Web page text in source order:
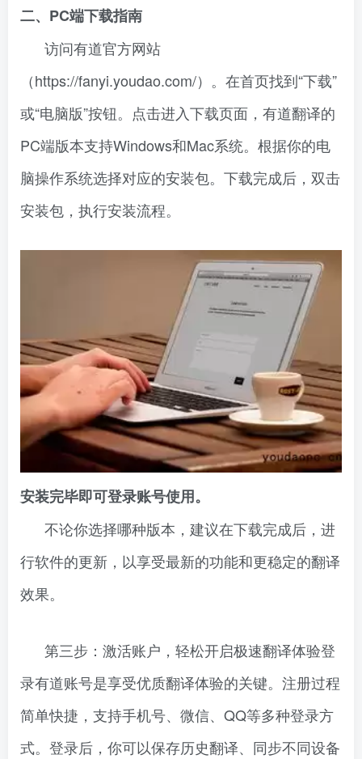
二、PC端下载指南
访问有道官方网站
（https://fanyi.youdao.com/）。在首页找到“下载”
或“电脑版”按钮。点击进入下载页面，有道翻译的
PC端版本支持Windows和Mac系统。根据你的电
脑操作系统选择对应的安装包。下载完成后，双击
安装包，执行安装流程。
安装完毕即可登录账号使用。
不论你选择哪种版本，建议在下载完成后，进
行软件的更新，以享受最新的功能和更稳定的翻译
效果。
第三步：激活账户，轻松开启极速翻译体验登
录有道账号是享受优质翻译体验的关键。注册过程
简单快捷，支持手机号、微信、QQ等多种登录方
式。登录后，你可以保存历史翻译、同步不同设备